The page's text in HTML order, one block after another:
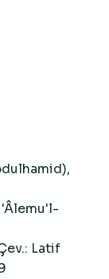
Latif